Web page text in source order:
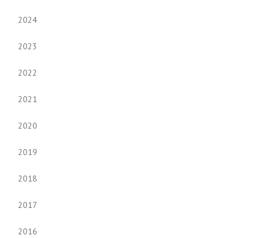
2024
2023
2022
2021
2020
2019
2018
2017
2016